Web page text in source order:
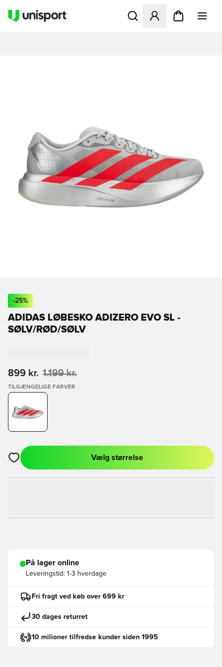
Åbner en Modal til at
-25%
ADIDAS LØBESKO ADIZERO EVO SL -
SØLV/RØD/SØLV
899 kr. 1.199 kr.
TILGÆNGELIGE FARVER
Åbner en Modal til at logge ind eller tilmelde dig som medlem
Vælg størrelse
På lager online
Leveringstid: 1-3 hverdage
Fri fragt ved køb over 699 kr
30 dages returret
10 milioner tilfredse kunder siden 1995